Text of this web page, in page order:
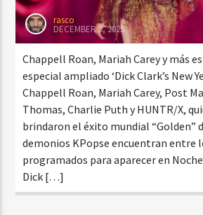
rasco
DECEMBER 3, 2025
Chappell Roan, Mariah Carey y más
especial ampliado ‘Dick Clark’s New
Chappell Roan, Mariah Carey, Post
Thomas, Charlie Puth y HUNTR/X,
brindaron el éxito mundial “Golden”
demonios KPopse encuentran entre
programados para aparecer en
Dick […]